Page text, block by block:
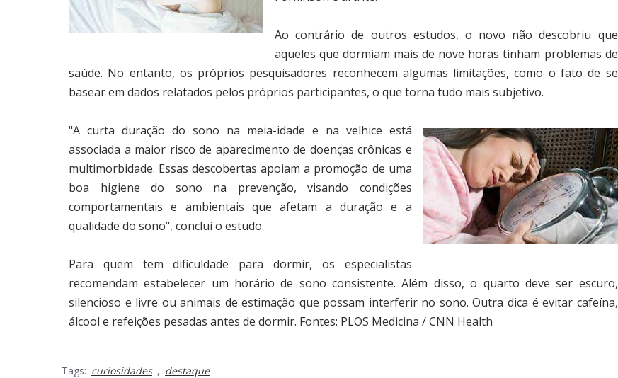
Ao contrário de outros estudos, o novo não descobriu que
aqueles que dormiam mais de nove horas tinham problemas de
saúde. No entanto, os próprios pesquisadores reconhecem algumas limitações, como o fato de se
basear em dados relatados pelos próprios participantes, o que torna tudo mais subjetivo.
"A curta duração do sono na meia-idade e na velhice está
associada a maior risco de aparecimento de doenças crônicas e
multimorbidade. Essas descobertas apoiam a promoção de uma
boa higiene do sono na prevenção, visando condições
comportamentais e ambientais que afetam a duração e a
qualidade do sono", conclui o estudo.
Para quem tem dificuldade para dormir, os especialistas
recomendam estabelecer um horário de sono consistente. Além disso, o quarto deve ser escuro,
silencioso e livre ou animais de estimação que possam interferir no sono. Outra dica é evitar cafeína,
álcool e refeições pesadas antes de dormir. Fontes: PLOS Medicina / CNN Health
Tags: curiosidades , destaque